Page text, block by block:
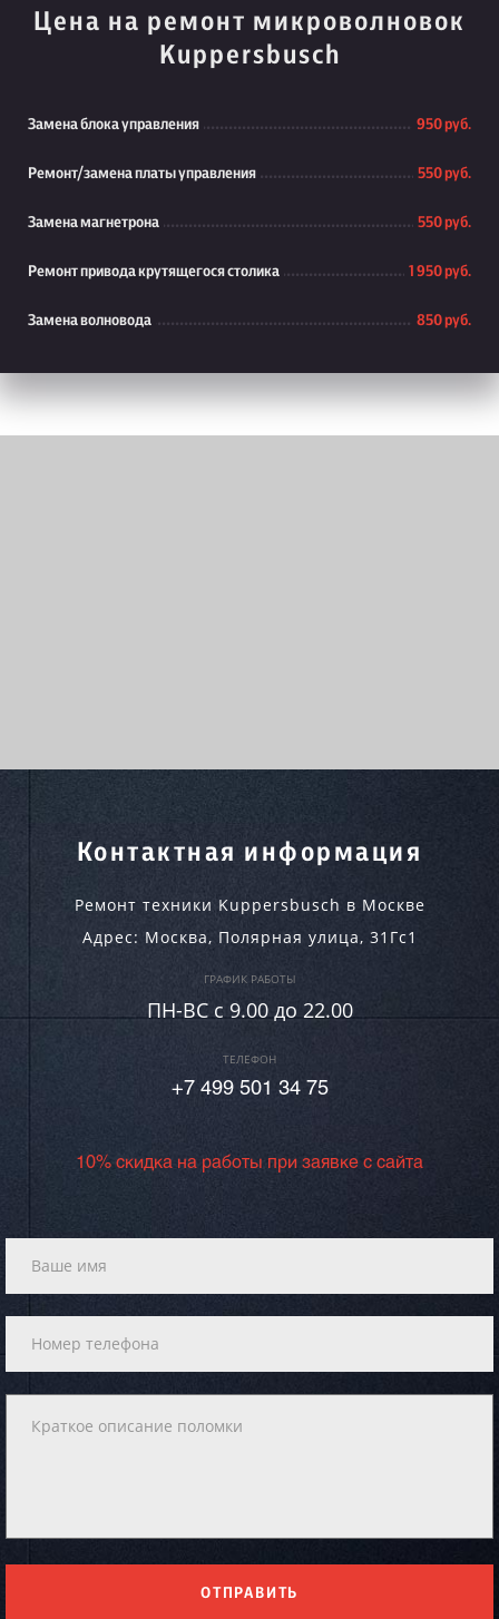
Цена на ремонт микроволновок
Kuppersbusch
Замена блока управления 950 руб.
Ремонт/замена платы управления 550 руб.
Замена магнетрона 550 руб.
Ремонт привода крутящегося столика 1 950 руб.
Замена волновода 850 руб.
Контактная информация
Ремонт техники Kuppersbusch в Москве
Адрес: Москва, Полярная улица, 31Гс1
ГРАФИК РАБОТЫ
ПН-ВC c 9.00 до 22.00
ТЕЛЕФОН
+7 499 501 34 75
10% скидка на работы при заявке с сайта
ОТПРАВИТЬ